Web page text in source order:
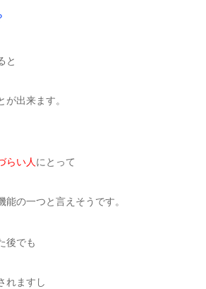
と
が出来ます。
らい人 にとって
の一つと言えそうです。
後でも
れますし